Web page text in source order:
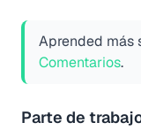
Aprended más
Comentarios.
Parte de